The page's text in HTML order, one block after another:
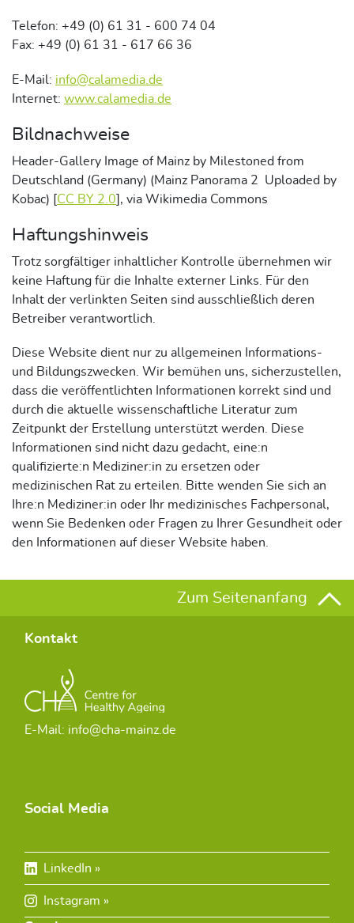
Telefon: +49 (0) 61 31 - 600 74 04
Fax: +49 (0) 61 31 - 617 66 36
E-Mail: info@calamedia.de
Internet: www.calamedia.de
Bildnachweise
Header-Gallery Image of Mainz by Milestoned from
Deutschland (Germany) (Mainz Panorama 2 Uploaded by
Kobac) [ CC BY 2.0 ], via Wikimedia Commons
Haftungshinweis
Trotz sorgfältiger inhaltlicher Kontrolle übernehmen wir
keine Haftung für die Inhalte externer Links. Für den
Inhalt der verlinkten Seiten sind ausschließlich deren
Betreiber verantwortlich.
Diese Website dient nur zu allgemeinen Informations-
und Bildungszwecken. Wir bemühen uns, sicherzustellen,
dass die veröffentlichten Informationen korrekt sind und
durch die aktuelle wissenschaftliche Literatur zum
Zeitpunkt der Erstellung unterstützt werden. Diese
Informationen sind nicht dazu gedacht, eine:n
qualifizierte:n Mediziner:in zu ersetzen oder
medizinischen Rat zu erteilen. Bitte wenden Sie sich an
Ihre:n Mediziner:in oder Ihr medizinisches Fachpersonal,
wenn Sie Bedenken oder Fragen zu Ihrer Gesundheit oder
den Informationen auf dieser Website haben.
Zum Seitenanfang
Kontakt
E-Mail: info@cha-mainz.de
Social Media
LinkedIn
Instagram